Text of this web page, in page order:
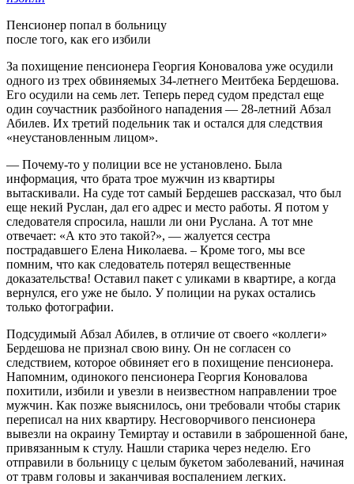
Пенсионер попал в больницу
после того, как его избили
За похищение пенсионера Георгия Коновалова уже осудили
одного из трех обвиняемых 34-летнего Меитбека Бердешова.
Его осудили на семь лет. Теперь перед судом предстал еще
один соучастник разбойного нападения — 28-летний Абзал
Абилев. Их третий подельник так и остался для следствия
«неустановленным лицом».
— Почему-то у полиции все не установлено. Была
информация, что брата трое мужчин из квартиры
вытаскивали. На суде тот самый Бердешев рассказал, что был
еще некий Руслан, дал его адрес и место работы. Я потом у
следователя спросила, нашли ли они Руслана. А тот мне
отвечает: «А кто это такой?», — жалуется сестра
пострадавшего Елена Николаева. – Кроме того, мы все
помним, что как следователь потерял вещественные
доказательства! Оставил пакет с уликами в квартире, а когда
вернулся, его уже не было. У полиции на руках остались
только фотографии.
Подсудимый Абзал Абилев, в отличие от своего «коллеги»
Бердешова не признал свою вину. Он не согласен со
следствием, которое обвиняет его в похищение пенсионера.
Напомним, одинокого пенсионера Георгия Коновалова
похитили, избили и увезли в неизвестном направлении трое
мужчин. Как позже выяснилось, они требовали чтобы старик
переписал на них квартиру. Несговорчивого пенсионера
вывезли на окраину Темиртау и оставили в заброшенной бане,
привязанным к стулу. Нашли старика через неделю. Его
отправили в больницу с целым букетом заболеваний, начиная
от травм головы и заканчивая воспалением легких.